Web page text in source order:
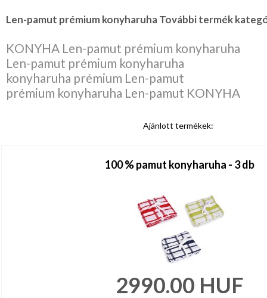
Len-pamut prémium konyharuha További termék
KONYHA Len-pamut prémium konyharuha
Len-pamut prémium konyharuha
konyharuha prémium Len-pamut
prémium konyharuha Len-pamut KONYHA
Ajánlott termékek:
100 % pamut konyharuha - 3 db
2990.00 HUF